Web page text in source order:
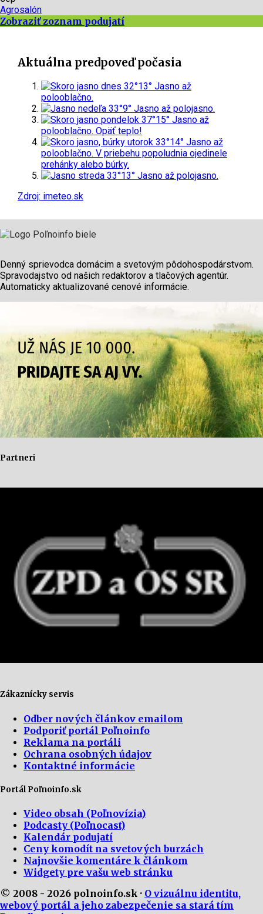
Agrosalón
Zobraziť zoznam podujatí
Aktuálna predpoveď počasia
dnes 32°13° Jasno až
polooblačno.
nedeľa 33°9° Jasno až polojasno.
pondelok 37°15° Jasno až
polooblačno. Opäť teplo!
utorok 33°14° Jasno až
polooblačno. V priebehu popoludnia ojedinele
prehánky alebo búrky.
streda 33°13° Jasno až polojasno.
Zdroj: imeteo.sk
Denný sprievodca domácim a svetovým pôdohospodárstvom.
Spravodajstvo od našich redaktorov a tlačových agentúr.
Automaticky aktualizované cenové informácie.
Partneri
Zákaznícky servis
Odber nových článkov emailom
Podporiť portál Poľnoinfo
Reklama na portáli
Ochrana osobných údajov
Kontaktné informácie
Portál Poľnoinfo.sk
Video obsah (Poľnovízia)
Podcasty (Poľnocast)
Kalendár podujatí
Ceny komodít na svetových burzách
Najnovšie komentáre k článkom
Widgety pre vašu web stránku
© 2008 - 2026 polnoinfo.sk · O vizuálnu identitu,
webový portál a jeho zabezpečenie sa stará tím